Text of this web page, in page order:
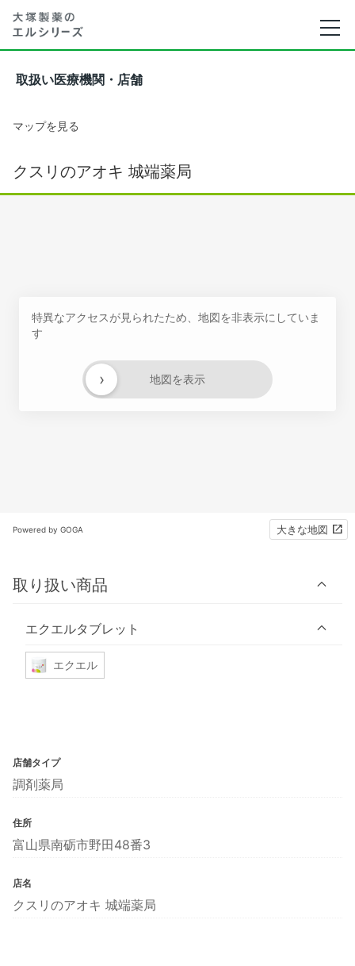
取扱い医療機関・店舗
マップを見る
クスリのアオキ 城端薬局
特異なアクセスが見られたため、地図を非表示にしていま
す
地図を表示
›
Powered by GOGA 大きな地図
取り扱い商品
エクエルタブレット
エクエル
店舗タイプ
調剤薬局
住所
富山県南砺市野田48番3
店名
クスリのアオキ 城端薬局